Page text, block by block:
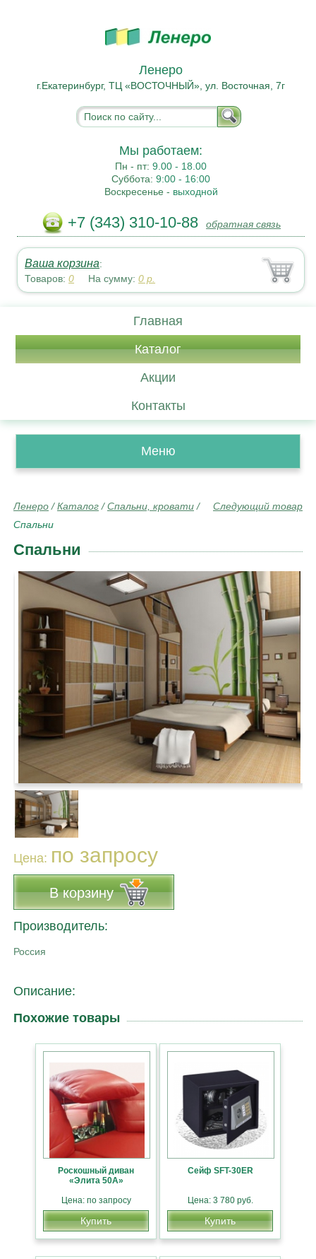
Ленеро
г.Екатеринбург, ТЦ «ВОСТОЧНЫЙ», ул. Восточная, 7г
Мы работаем:
Пн - пт:9.00 - 18.00
Суббота:9:00 - 16:00
Воскресенье - выходной
+7 (343) 310-10-88 обратная связь
Ваша корзина:
Товаров:0 На сумму:0 р.
Главная
Каталог
Акции
Контакты
Меню
Следующий товар
Ленеро /Каталог /Спальни, кровати /
Спальни
Спальни
Цена: по запросу
В корзину
Производитель:
Россия
Описание:
Похожие товары
Роскошный диван
«Элита 50А»
Цена: по запросу
Купить
Сейф SFT-30ER
Цена: 3 780 руб.
Купить